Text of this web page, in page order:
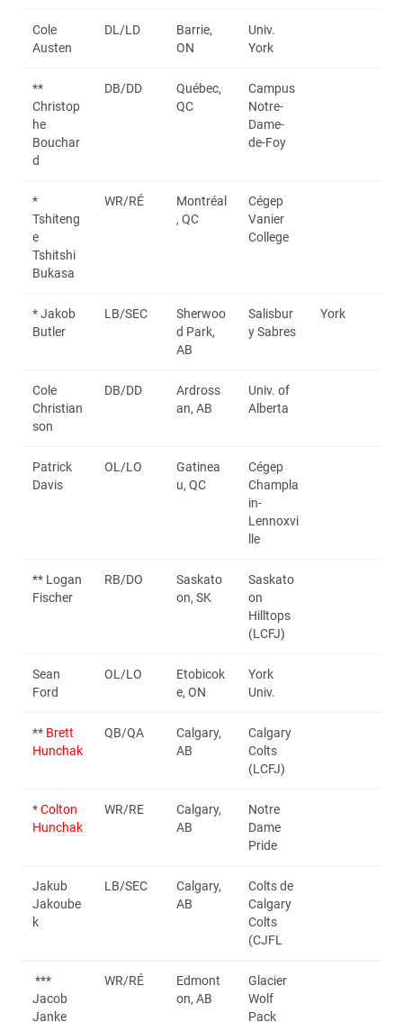
Cole
Austen
DL/LD
Barrie,
ON
Univ.
York
**
Christop
he
Bouchar
d
DB/DD
Québec,
QC
Campus
Notre-
Dame-
de-Foy
*
Tshiteng
e
Tshitshi
Bukasa
WR/RÉ
Montréal
, QC
Cégep
Vanier
College
* Jakob
Butler
LB/SEC
Sherwoo
d Park,
AB
Salisbur
y Sabres
York
Cole
Christian
son
DB/DD
Ardross
an, AB
Univ. of
Alberta
Patrick
Davis
OL/LO
Gatinea
u, QC
Cégep
Champla
in-
Lennoxvi
lle
** Logan
Fischer
RB/DO
Saskato
on, SK
Saskato
on
Hilltops
(LCFJ)
Sean
Ford
OL/LO
Etobicok
e, ON
York
Univ.
** Brett
Hunchak
QB/QA
Calgary,
AB
Calgary
Colts
(LCFJ)
*Colton
Hunchak
WR/RE
Calgary,
AB
Notre
Dame
Pride
Jakub
Jakoube
k
LB/SEC
Calgary,
AB
Colts de
Calgary
Colts
(CJFL
***
Jacob
Janke
WR/RÉ
Edmont
on, AB
Glacier
Wolf
Pack